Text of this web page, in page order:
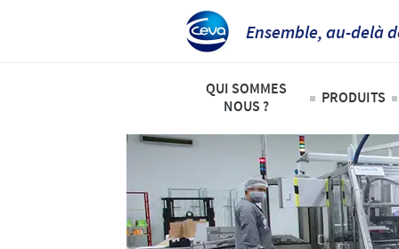
Ensemble, au-delà
QUI SOMMES
NOUS ?
Ceva Afrique Intertropicale
Aperçu de la société
Notre mission
PRODUITS
Liste
Bovins